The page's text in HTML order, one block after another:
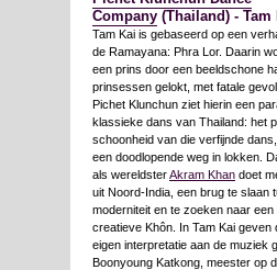
Company (Thailand) - Tam
Tam Kai is gebaseerd op een
de Ramayana: Phra Lor. Daarin
een prins door een beeldschone
prinsessen gelokt, met fatale
Pichet Klunchun ziet hierin een
klassieke dans van Thailand: het
schoonheid van die verfijnde
een doodlopende weg in lokken.
als wereldsterAkram Khan doet
uit Noord-India, een brug te slaan
moderniteit en te zoeken naar
creatieve Khôn. In Tam Kai geven
eigen interpretatie aan de muziek
Boonyoung Katkong, meester op